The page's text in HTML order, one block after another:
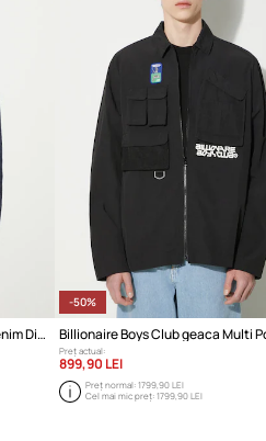
Billionaire Boys Club geacă din denim Diamonds & Dollars Selvedge Denim
-50%
Preț actual:
899,90 LEI
Preț normal: 1799,90 LEI
Cel mai mic preț: 1799,90 LEI